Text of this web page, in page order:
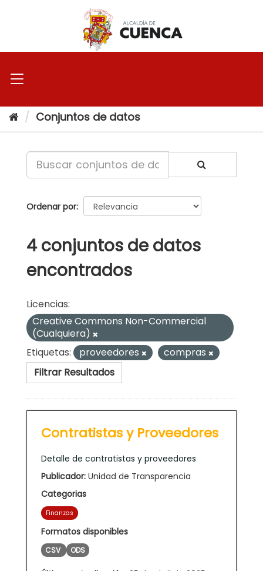
Conjuntos de datos
Ordenar por
4 conjuntos de datos
encontrados
Licencias:
Creative Commons Non-Commercial
(Cualquiera)
Etiquetas:
proveedores
compras
Filtrar Resultados
Contratistas y Proveedores
Detalle de contratistas y proveedores
Publicador: Unidad de Transparencia
Categorias
Finanzas
Formatos disponibles
CSV ODS